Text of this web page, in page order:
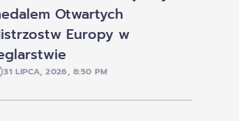
Otwartych
Europy w
31 LIPCA, 2026, 8:50 PM